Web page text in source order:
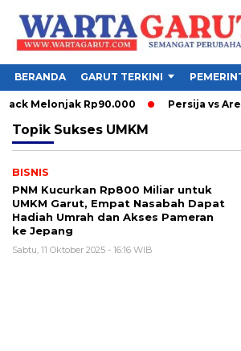
BERANDA GARUT TERKINI
Melonjak Rp90.000 Persija vs
Topik Sukses UMKM
BISNIS
PNM Kucurkan Rp800 Miliar untuk
UMKM Garut, Empat Nasabah Dapat
Hadiah Umrah dan Akses Pameran
ke Jepang
Sabtu, 11 Oktober 2025 - 16:16 WIB